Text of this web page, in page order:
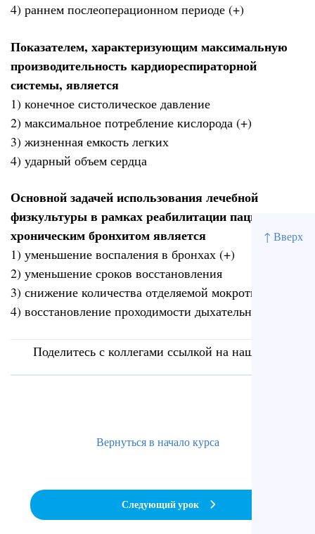
↑ Вверх
4) раннем послеоперационном периоде (+)
Показателем, характеризующим максимальную
производительность кардиореспираторной
системы, является
1) конечное систолическое давление
2) максимальное потребление кислорода (+)
3) жизненная емкость легких
4) ударный объем сердца
Основной задачей использования лечебной
физкультуры в рамках реабилитации пациентов с
хроническим бронхитом является
1) уменьшение воспаления в бронхах (+)
2) уменьшение сроков восстановления
3) снижение количества отделяемой мокроты
4) восстановление проходимости дыхательных путей
Поделитесь с коллегами ссылкой на наш сайт
Вернуться в начало курса
Следующий урок